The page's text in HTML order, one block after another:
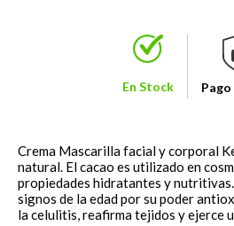
En Stock
Crema Mascarilla facial y corporal
natural. El cacao es utilizado en
propiedades hidratantes y
signos de la edad por su poder
la celulitis, reafirma tejidos y ejerce